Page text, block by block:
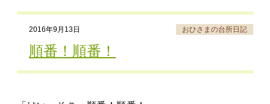
お休み中
2016年9月13日 おひさまの台所日記
順番！順番！